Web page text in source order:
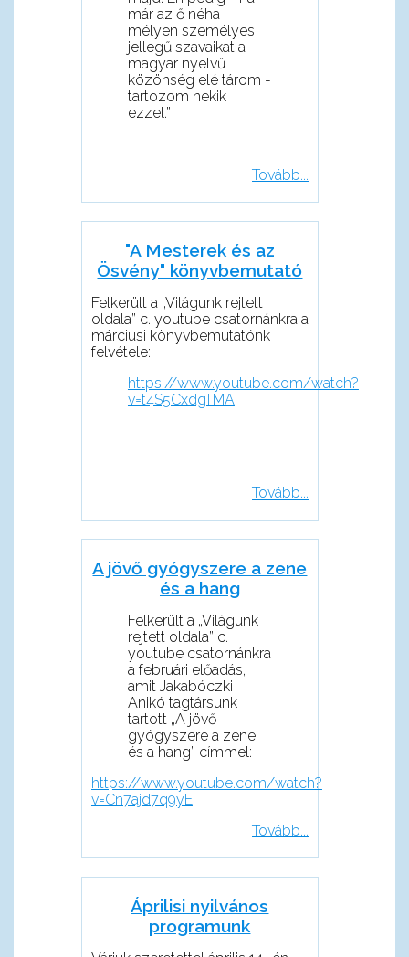
már az ő néha
mélyen személyes
jellegű szavaikat a
magyar nyelvű
közönség elé tárom -
tartozom nekik
ezzel.”
Tovább...
"A Mesterek és az
Ösvény" könyvbemutató
Felkerült a „Világunk rejtett
oldala” c. youtube csatornánkra a
márciusi könyvbemutatónk
felvétele:
https://www.youtube.com/watch?
v=t4S5CxdgTMA
Tovább...
A jövő gyógyszere a zene
és a hang
Felkerült a „Világunk
rejtett oldala” c.
youtube csatornánkra
a februári előadás,
amit Jakabóczki
Anikó tagtársunk
tartott „A jövő
gyógyszere a zene
és a hang” címmel:
https://www.youtube.com/watch?
v=Cn7ajd7q9yE
Tovább...
Áprilisi nyilvános
programunk